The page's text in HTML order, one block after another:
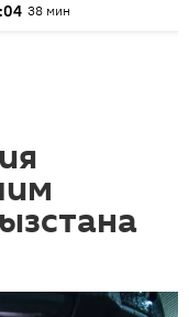
38 мин